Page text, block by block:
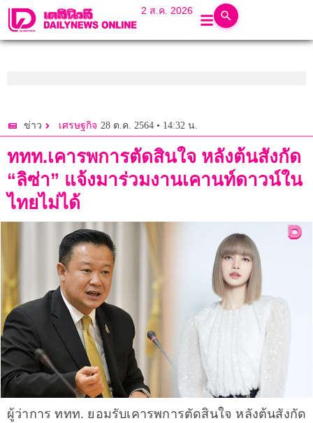
2 ส.ค. 2026
ข่าว เศรษฐกิจ 28 ต.ค. 2564 • 14:32 น.
ททท.เคารพการตัดสินใจ หลังต้นสังกัด
“ลิซ่า” แจ้งมาร่วมงานเคานท์ดาวน์ใน
ไทยไม่ได้
ผู้ว่าการ ททท. ยอมรับเคารพการตัดสินใจ หลังต้นสังกัด